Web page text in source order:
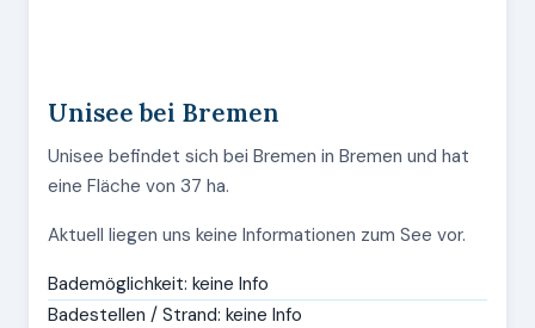
Unisee bei Bremen
Unisee befindet sich bei Bremen in Bremen und hat
eine Fläche von 37 ha.
Aktuell liegen uns keine Informationen zum See vor.
Bademöglichkeit: keine Info
Badestellen / Strand: keine Info